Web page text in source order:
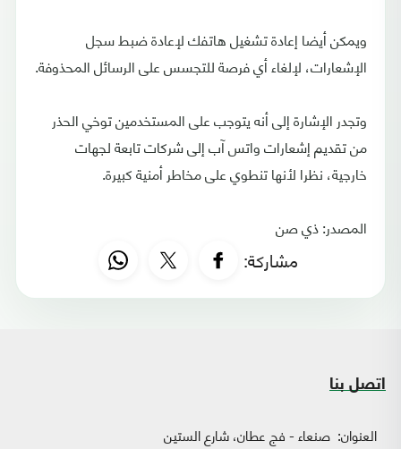
ويمكن أيضا إعادة تشغيل هاتفك لإعادة ضبط سجل
الإشعارات، لإلغاء أي فرصة للتجسس على الرسائل المحذوفة.
وتجدر الإشارة إلى أنه يتوجب على المستخدمين توخي الحذر
من تقديم إشعارات واتس آب إلى شركات تابعة لجهات
خارجية، نظرا لأنها تنطوي على مخاطر أمنية كبيرة.
المصدر: ذي صن
مشاركة:
اتصل بنا
العنوان: صنعاء - فج عطان، شارع الستين